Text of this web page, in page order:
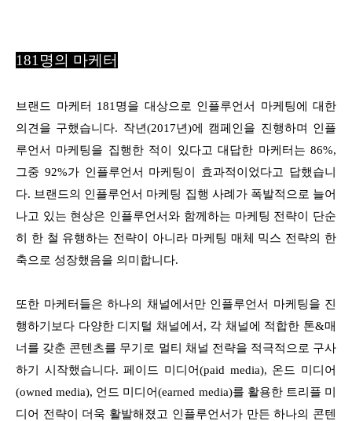
181명의 마케터
브랜드 마케터 181명을 대상으 로 인플루언서 마케팅에 대한
의견을 구했습니다. 작년(2017년)에 캠페인을 진행하며 인플
루언서 마케팅을 집행한 적이 있다고 대답한 마케터는 86%,
그중 92%가 인플루언서 마케팅이 효과적이었다고 답했습니
다. 브랜드의 인플루언서 마케팅 집행 사례가 폭발적으로 늘어
나고 있는 현상은 인플루언서와 함께하는 마케팅 전략이 단순
히 한 철 유행하는 전략이 아니라 마케팅 매체 믹스 전략의 한
축으로 성장했음을 의미합니다.
또한 마케터들은 하나의 채널에서만 인플루언서 마케팅을 진
행하기보다 다양한 디지털 채널에서, 각 채널에 적합한 톤&매
너를 갖춘 콘텐츠를 무기로 멀티 채널 전략을 적극적으로 구사
하기 시작했습니다. 페이드 미디어(paid media), 온드 미디어
(owned media), 언드 미디어(earned media)를 활용한 트리플 미
디어 전략이 더욱 활발해졌고 인플루언서가 만든 하나의 콘텐